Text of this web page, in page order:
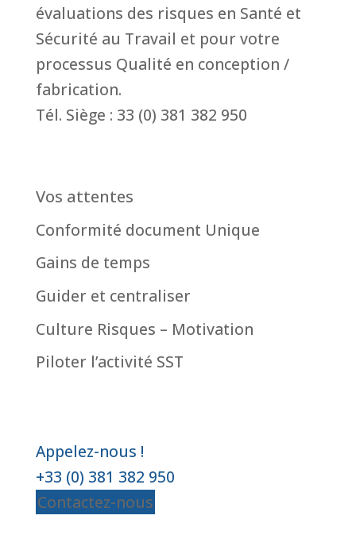
évaluations des risques en Santé et
Sécurité au Travail et pour votre
processus Qualité en conception /
fabrication.
Tél. Siège : 33 (0) 381 382 950
Vos attentes
Conformité document Unique
Gains de temps
Guider et centraliser
Culture Risques – Motivation
Piloter l’activité SST
Appelez-nous !
+33 (0) 381 382 950
Contactez-nous